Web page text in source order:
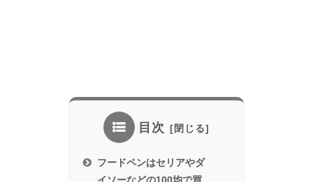
目次
フードペンはセリアやダ